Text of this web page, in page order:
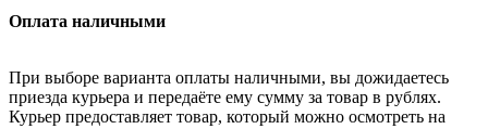
Оплата наличными
При выборе варианта оплаты наличными, вы дожидаетесь
приезда курьера и передаёте ему сумму за товар в рублях.
Курьер предоставляет товар, который можно осмотреть на